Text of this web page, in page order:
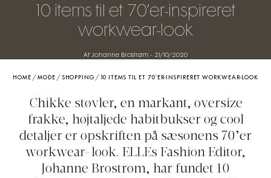
10 items til et 70’er-inspireret
workwear-look
Af Johanne Brostrøm - 21/10/2020
HOME /MODE / SHOPPING / 10 ITEMS TIL ET 70’ER-INSPIRERET WORKWEAR-LOOK
Chikke støvler, en markant, oversize
frakke, højtaljede habitbukser og cool
detaljer er opskriften på sæsonens 70’er
workwear-look. ELLEs Fashion Editor,
Johanne Brostrøm, har fundet 10